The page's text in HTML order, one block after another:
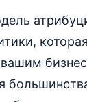
которая
вашим